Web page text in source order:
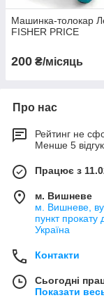
Машинка-толокар
FISHER PRICE
200 ₴/місяць
Про нас
Рейтинг не
Менше 5
Працює з
м. Вишневе
м. Вишневе,
пункт прокату
Україна
Контакти
Сьогодні
Показати